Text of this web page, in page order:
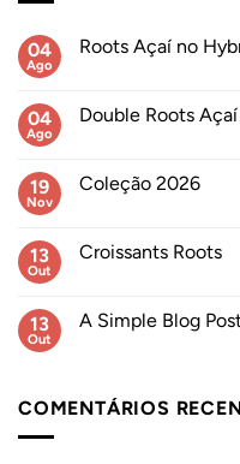
04
Ago
Roots Açaí no
Roots
Day
Autódromo
04
Ago
Double Roots
Double
19
Nov
Coleção 2026
Coleção
13
Out
Croissants Roots
Croissants
13
Out
A Simple Blog
Simple
COMENTÁRIOS